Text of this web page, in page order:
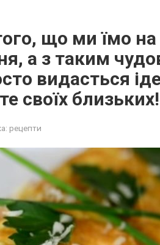
що ми їмо
а з таким
видасться
своїх близьких!
рецепти